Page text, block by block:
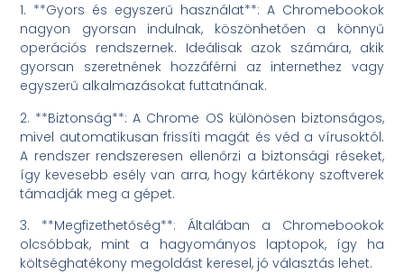
1. **Gyors és egyszerű használat**: A Chromebookok
nagyon gyorsan indulnak, köszönhetően a könnyű
operációs rendszernek. Ideálisak azok számára, akik
gyorsan szeretnének hozzáférni az internethez vagy
egyszerű alkalmazásokat futtatnának.
2. **Biztonság**: A Chrome OS különösen biztonságos,
mivel automatikusan frissíti magát és véd a vírusoktól.
A rendszer rendszeresen ellenőrzi a biztonsági réseket,
így kevesebb esély van arra, hogy kártékony szoftverek
támadják meg a gépet.
3. **Megfizethetőség**: Általában a Chromebookok
olcsóbbak, mint a hagyományos laptopok, így ha
költséghatékony megoldást keresel, jó választás lehet.